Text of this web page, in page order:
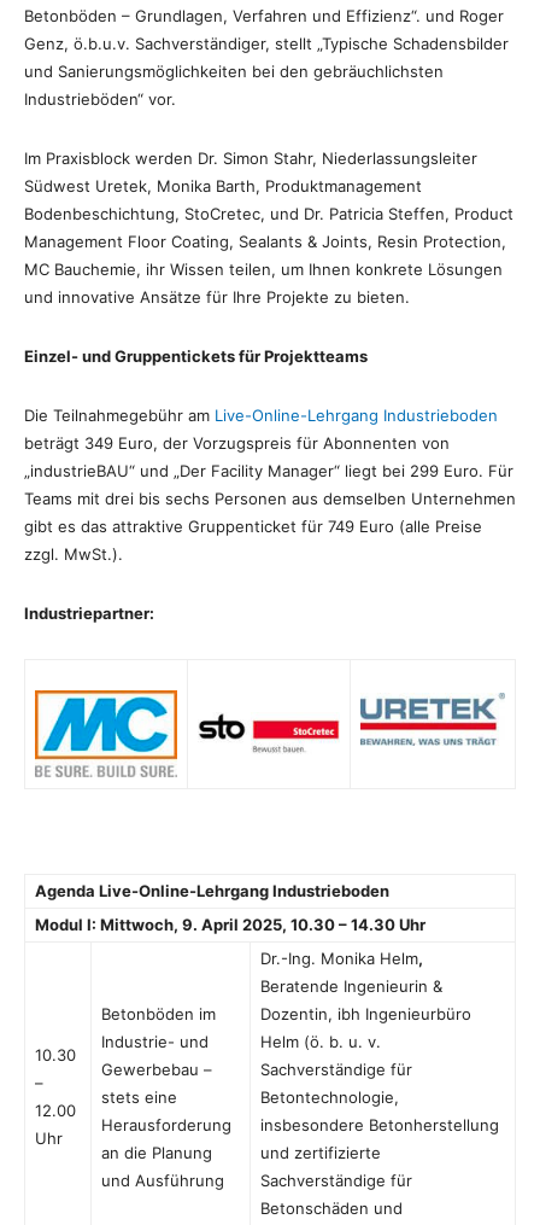
Betonböden – Grundlagen, Verfahren und Effizienz“. und Roger
Genz, ö.b.u.v. Sachverständiger, stellt „Typische Schadensbilder
und Sanierungsmöglichkeiten bei den gebräuchlichsten
Industrieböden“ vor.
Im Praxisblock werden Dr. Simon Stahr, Niederlassungsleiter
Südwest Uretek, Monika Barth, Produktmanagement
Bodenbeschichtung, StoCretec, und Dr. Patricia Steffen, Product
Management Floor Coating, Sealants & Joints, Resin Protection,
MC Bauchemie, ihr Wissen teilen, um Ihnen konkrete Lösungen
und innovative Ansätze für Ihre Projekte zu bieten.
Einzel- und Gruppentickets für Projektteams
Die Teilnahmegebühr am Live-Online-Lehrgang Industrieboden
beträgt 349 Euro, der Vorzugspreis für Abonnenten von
„industrieBAU“ und „Der Facility Manager“ liegt bei 299 Euro. Für
Teams mit drei bis sechs Personen aus demselben Unternehmen
gibt es das attraktive Gruppenticket für 749 Euro (alle Preise
zzgl. MwSt.).
Industriepartner:
Agenda Live-Online-Lehrgang Industrieboden
Modul I: Mittwoch, 9. April 2025, 10.30 – 14.30 Uhr
10.30
–
12.00
Uhr
Betonböden im
Industrie- und
Gewerbebau –
stets eine
Herausforderung
an die Planung
und Ausführung
Dr.-Ing. Monika Helm,
Beratende Ingenieurin &
Dozentin, ibh Ingenieurbüro
Helm (ö. b. u. v.
Sachverständige für
Betontechnologie,
insbesondere Betonherstellung
und zertifizierte
Sachverständige für
Betonschäden und